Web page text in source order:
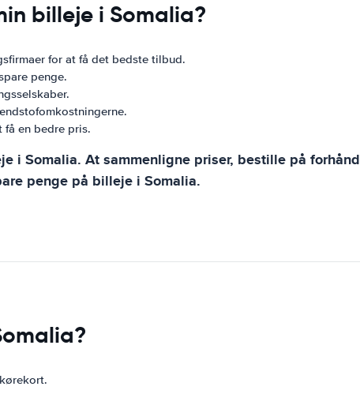
billeje i Somalia?
for at få det bedste tilbud.
penge.
en bedre pris.
i Somalia. At sammenligne priser, bestille på
penge på billeje i Somalia.